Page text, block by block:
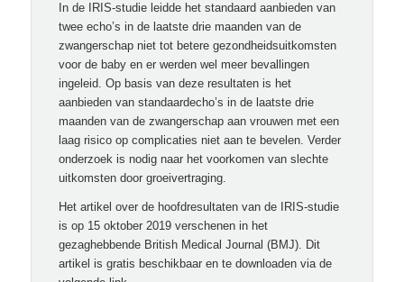
In de IRIS-studie leidde het standaard aanbieden van
twee echo’s in de laatste drie maanden van de
zwangerschap niet tot betere gezondheidsuitkomsten
voor de baby en er werden wel meer bevallingen
ingeleid. Op basis van deze resultaten is het
aanbieden van standaardecho’s in de laatste drie
maanden van de zwangerschap aan vrouwen met een
laag risico op complicaties niet aan te bevelen. Verder
onderzoek is nodig naar het voorkomen van slechte
uitkomsten door groeivertraging.
Het artikel over de hoofdresultaten van de IRIS-studie
is op 15 oktober 2019 verschenen in het
gezaghebbende British Medical Journal (BMJ). Dit
artikel is gratis beschikbaar en te downloaden via de